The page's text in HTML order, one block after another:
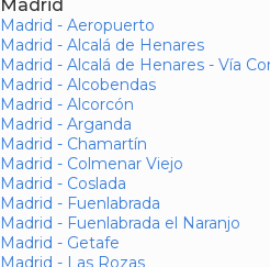
Madrid
Madrid - Aeropuerto
Madrid - Alcalá de Henares
Madrid - Alcalá de Henares - Vía
Madrid - Alcobendas
Madrid - Alcorcón
Madrid - Arganda
Madrid - Chamartín
Madrid - Colmenar Viejo
Madrid - Coslada
Madrid - Fuenlabrada
Madrid - Fuenlabrada el Naranjo
Madrid - Getafe
Madrid - Las Rozas